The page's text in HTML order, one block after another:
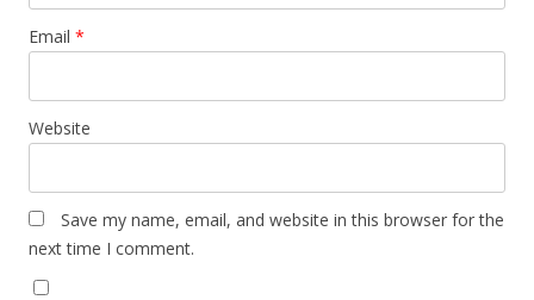
Email *
Website
Save my name, email, and website in this browser for the
next time I comment.